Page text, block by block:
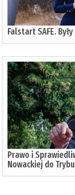
Falstart SAFE.
Prawo i
Nowackiej do